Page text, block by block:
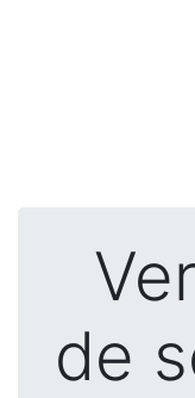
de